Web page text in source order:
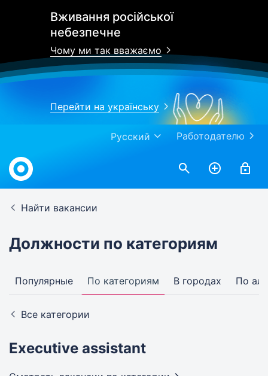
Вживання російської
небезпечне
Чому ми так вважаємо
Перейти на українську
Работодателю
Русский
Найти вакансии
Должности по категориям
Популярные По категориям В городах По
Все категории
Executive assistant